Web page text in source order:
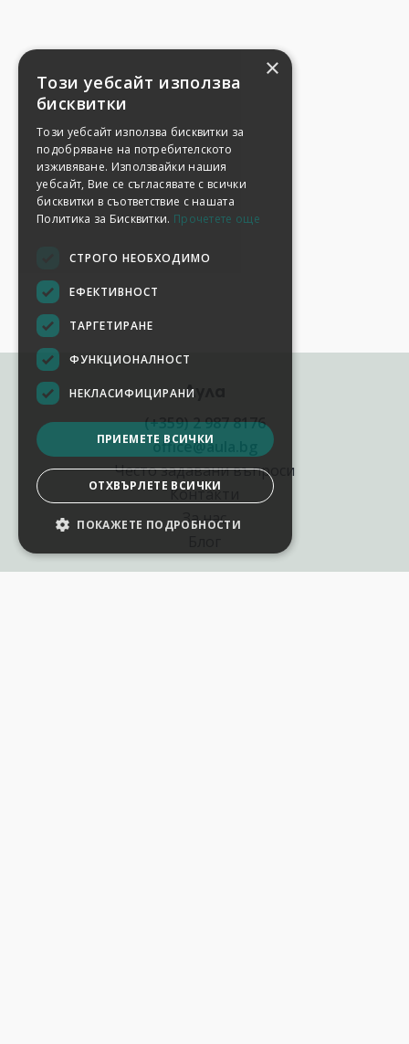
Аула
(+359) 2 987 8176
office@aula.bg
Често задавани въпроси
Контакти
За нас
×
Този уебсайт използва
бисквитки
Този уебсайт използва бисквитки за
подобряване на потребителското
изживяване. Използвайки нашия
уебсайт, Вие се съгласявате с всички
бисквитки в съответствие с нашата
Политика за Бисквитки. Прочетете още
СТРОГО НЕОБХОДИМО
ЕФЕКТИВНОСТ
ТАРГЕТИРАНЕ
ФУНКЦИОНАЛНОСТ
НЕКЛАСИФИЦИРАНИ
ПРИЕМЕТЕ ВСИЧКИ
ОТХВЪРЛЕТЕ ВСИЧКИ
ПОКАЖЕТЕ ПОДРОБНОСТИ